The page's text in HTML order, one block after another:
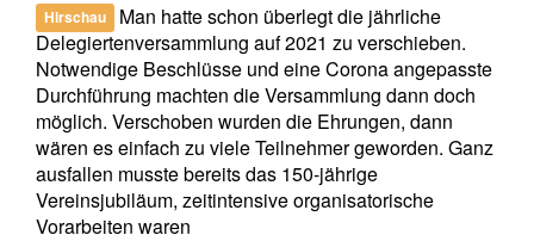
Hirschau
Man hatte schon überlegt die jährliche
Delegiertenversammlung auf 2021 zu verschieben.
Notwendige Beschlüsse und eine Corona angepasste
Durchführung machten die Versammlung dann doch
möglich. Verschoben wurden die Ehrungen, dann
wären es einfach zu viele Teilnehmer geworden. Ganz
ausfallen musste bereits das 150-jährige
Vereinsjubiläum, zeitintensive organisatorische
Vorarbeiten waren